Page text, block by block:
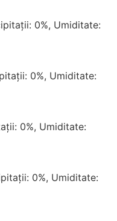
0%, Umiditate:
0%, Umiditate:
0%, Umiditate:
0%, Umiditate: